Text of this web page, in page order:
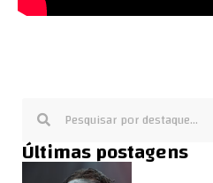
Últimas postagens